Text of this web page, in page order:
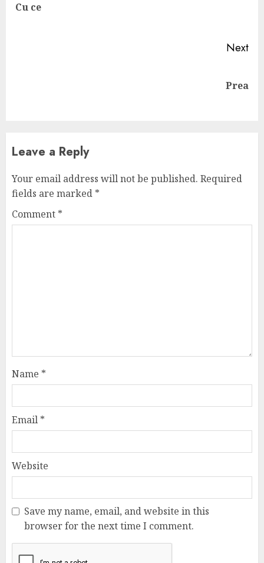
Cu ce
Next
Prea
Leave a Reply
Your email address will not be published. Required
fields are marked *
Comment *
Name *
Email *
Website
Save my name, email, and website in this
browser for the next time I comment.